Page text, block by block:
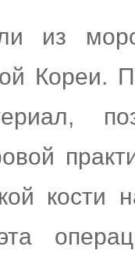
из
Кореи.
кости